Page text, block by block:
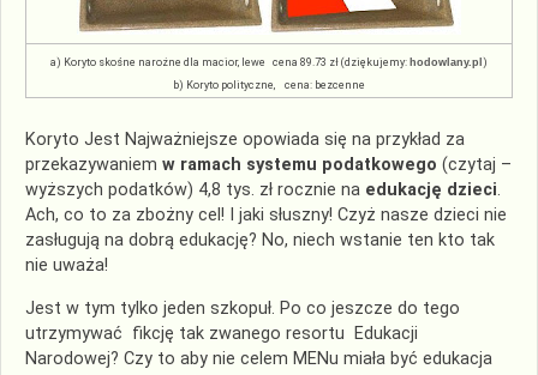
a) Koryto skośne narożne dla macior, lewe cena 89.73 zł (dziękujemy: hodowlany.pl )
b) Koryto polityczne, cena: bezcenne
Koryto Jest Najważniejsze opowiada się na przykład za
przekazywaniem w ramach systemu podatkowego (czytaj –
wyższych podatków) 4,8 tys. zł rocznie na edukację dzieci.
Ach, co to za zbożny cel! I jaki słuszny! Czyż nasze dzieci nie
zasługują na dobrą edukację? No, niech wstanie ten kto tak
nie uważa!
Jest w tym tylko jeden szkopuł. Po co jeszcze do tego
utrzymywać fikcję tak zwanego resortu Edukacji
Narodowej? Czy to aby nie celem MENu miała być edukacja